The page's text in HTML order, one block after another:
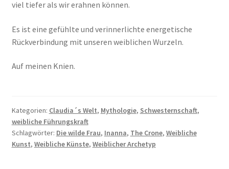
viel tiefer als wir erahnen können.
Es ist eine gefühlte und verinnerlichte energetische
Rückverbindung mit unseren weiblichen Wurzeln.
Auf meinen Knien.
Kategorien: Claudia´s Welt, Mythologie, Schwesternschaft,
weibliche Führungskraft
Schlagwörter: Die wilde Frau, Inanna, The Crone, Weibliche
Kunst, Weibliche Künste, Weiblicher Archetyp